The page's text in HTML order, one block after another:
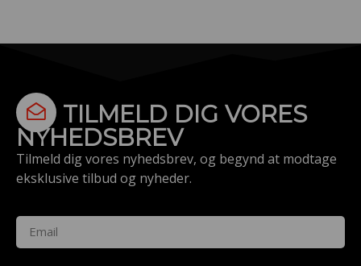
TILMELD DIG VORES
NYHEDSBREV
Tilmeld dig vores nyhedsbrev, og begynd at modtage
eksklusive tilbud og nyheder.